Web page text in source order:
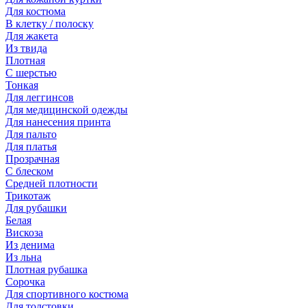
Для костюма
В клетку / полоску
Для жакета
Из твида
Плотная
С шерстью
Тонкая
Для леггинсов
Для медицинской одежды
Для нанесения принта
Для пальто
Для платья
Прозрачная
С блеском
Средней плотности
Трикотаж
Для рубашки
Белая
Вискоза
Из денима
Из льна
Плотная рубашка
Сорочка
Для спортивного костюма